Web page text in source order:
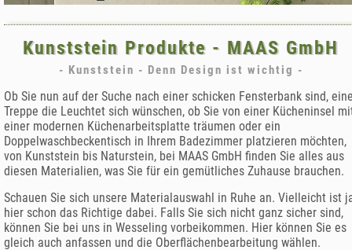
Kunststein Produkte - MAAS GmbH
- Kunststein - Denn Design ist wichtig -
Ob Sie nun auf der Suche nach einer schicken Fensterbank sind,
Treppe die Leuchtet sich wünschen, ob Sie von einer Kücheninsel
einer modernen Küchenarbeitsplatte träumen oder ein
Doppelwaschbeckentisch in Ihrem Badezimmer platzieren möchten,
von Kunststein bis Naturstein, bei MAAS GmbH finden Sie alles aus
diesen Materialien, was Sie für ein gemütliches Zuhause brauchen.
Schauen Sie sich unsere Materialauswahl in Ruhe an. Vielleicht ist
hier schon das Richtige dabei. Falls Sie sich nicht ganz sicher sind,
können Sie bei uns in Wesseling vorbeikommen. Hier können Sie es
gleich auch anfassen und die Oberflächenbearbeitung wählen.